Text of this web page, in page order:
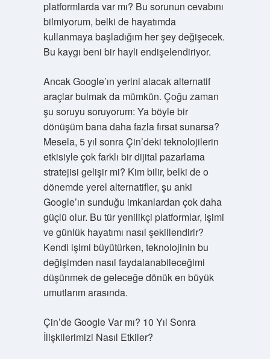
platformlarda var mı? Bu sorunun cevabını
bilmiyorum, belki de hayatımda
kullanmaya başladığım her şey değişecek.
Bu kaygı beni bir hayli endişelendiriyor.
Ancak Google’ın yerini alacak alternatif
araçlar bulmak da mümkün. Çoğu zaman
şu soruyu soruyorum: Ya böyle bir
dönüşüm bana daha fazla fırsat sunarsa?
Mesela, 5 yıl sonra Çin’deki teknolojilerin
etkisiyle çok farklı bir dijital pazarlama
stratejisi gelişir mi? Kim bilir, belki de o
dönemde yerel alternatifler, şu anki
Google’ın sunduğu imkanlardan çok daha
güçlü olur. Bu tür yenilikçi platformlar, işimi
ve günlük hayatımı nasıl şekillendirir?
Kendi işimi büyütürken, teknolojinin bu
değişimden nasıl faydalanabileceğimi
düşünmek de geleceğe dönük en büyük
umutlarım arasında.
Çin’de Google Var mı? 10 Yıl Sonra
İlişkilerimizi Nasıl Etkiler?